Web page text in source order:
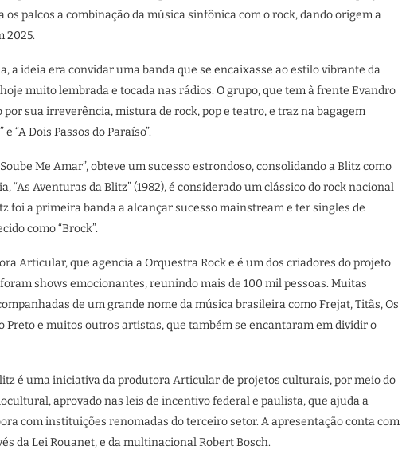
palcos a combinação da música sinfônica com o rock, dando origem a
2025.
a ideia era convidar uma banda que se encaixasse ao estilo vibrante da
muito lembrada e tocada nas rádios. O grupo, que tem à frente Evandro
sua irreverência, mistura de rock, pop e teatro, e traz na bagagem
“A Dois Passos do Paraíso”.
Me Amar”, obteve um sucesso estrondoso, consolidando a Blitz como
“As Aventuras da Blitz” (1982), é considerado um clássico do rock nacional
foi a primeira banda a alcançar sucesso mainstream e ter singles de
como “Brock”.
Articular, que agencia a Orquestra Rock e é um dos criadores do projeto
shows emocionantes, reunindo mais de 100 mil pessoas. Muitas
de um grande nome da música brasileira como Frejat, Titãs, Os
Preto e muitos outros artistas, que também se encantaram em dividir o
é uma iniciativa da produtora Articular de projetos culturais, por meio do
aprovado nas leis de incentivo federal e paulista, que ajuda a
com instituições renomadas do terceiro setor. A apresentação conta com
da Lei Rouanet, e da multinacional Robert Bosch.